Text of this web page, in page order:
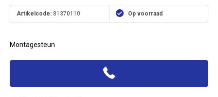
Artikelcode: 81370110 Op voorraad
Montagesteun